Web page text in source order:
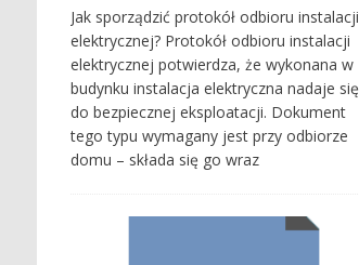
Jak sporządzić protokół odbioru instalacji
elektrycznej? Protokół odbioru instalacji
elektrycznej potwierdza, że wykonana w
budynku instalacja elektryczna nadaje się
do bezpiecznej eksploatacji. Dokument
tego typu wymagany jest przy odbiorze
domu – składa się go wraz